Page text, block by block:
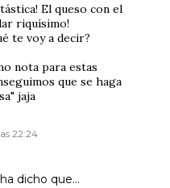
El queso con el
riquísimo!
te voy a decir?
nota para estas
que se haga
jaja
22:24
ha dicho que…